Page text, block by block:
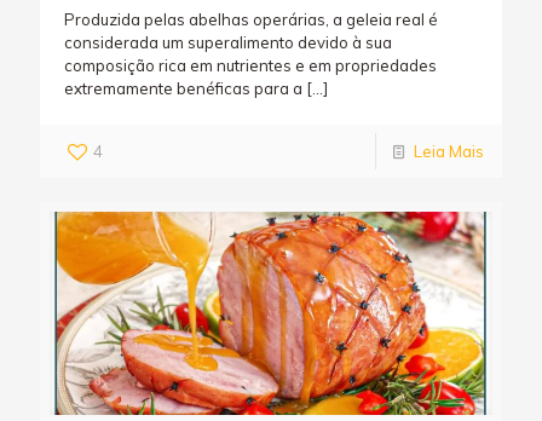
Produzida pelas abelhas operárias, a geleia real é
considerada um superalimento devido à sua
composição rica em nutrientes e em propriedades
extremamente benéficas para a […]
4 Leia Mais